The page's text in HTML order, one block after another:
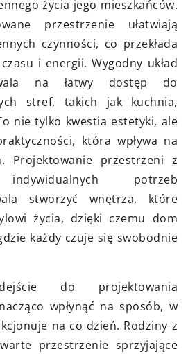
życia jego mieszkańców.
przestrzenie ułatwiają
czynności, co przekłada
i energii. Wygodny układ
na łatwy dostęp do
stref, takich jak kuchnia,
nie tylko kwestia estetyki, ale
która wpływa na
Projektowanie przestrzeni z
indywidualnych potrzeb
stworzyć wnętrza, które
życia, dzięki czemu dom
każdy czuje się swobodnie
do projektowania
wpłynąć na sposób, w
na co dzień. Rodziny z
przestrzenie sprzyjające